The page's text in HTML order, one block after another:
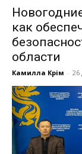
как
области
Камилла Кәрім - 26